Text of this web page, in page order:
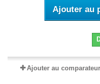
Ajouter au
Ajouter au comparateur